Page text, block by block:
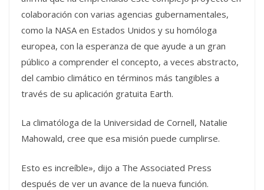
colaboración con varias agencias gubernamentales,
como la NASA en Estados Unidos y su homóloga
europea, con la esperanza de que ayude a un gran
público a comprender el concepto, a veces abstracto,
del cambio climático en términos más tangibles a
través de su aplicación gratuita Earth.
La climatóloga de la Universidad de Cornell, Natalie
Mahowald, cree que esa misión puede cumplirse.
Esto es increíble», dijo a The Associated Press
después de ver un avance de la nueva función.